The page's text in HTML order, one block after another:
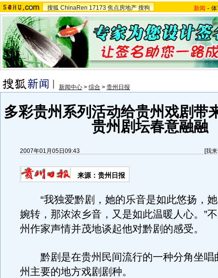
搜狐 ChinaRen 17173 焦点房地产 搜狗 新闻 -
新闻中心 > 综合 > 贵州日报
多彩贵州系列活动给贵州戏剧带
贵州剧坛春意融融
2007年01月05日09:43 [我
来源：贵州日报
“我独爱黔剧，她的乐音是如此悠扬，她
婉转，那浓浓乡音，又是如此温暖人心。”
州作家声情并茂地谈起他对黔剧的感受。
黔剧是在贵州民间流行的一种分角坐唱
州主要的地方戏剧剧种。